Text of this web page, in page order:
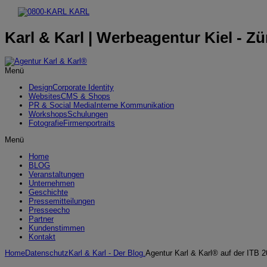
Karl & Karl | Werbeagentur Kiel -
Menü
DesignCorporate Identity
WebsitesCMS & Shops
PR & Social Media Interne Kommunikation
WorkshopsSchulungen
FotografieFirmenportraits
Menü
Home
BLOG
Veranstaltungen
Unternehmen
Geschichte
Pressemitteilungen
Presseecho
Partner
Kundenstimmen
Kontakt
HomeDatenschutz Karl & Karl - Der Blog.Agentur Karl & Karl® auf der ITB